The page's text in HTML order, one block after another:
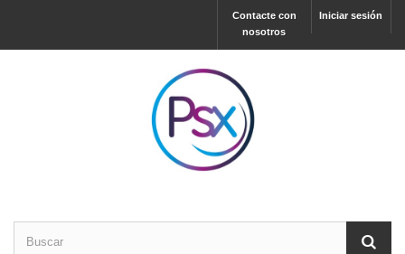
Iniciar sesión
Contacte con
nosotros